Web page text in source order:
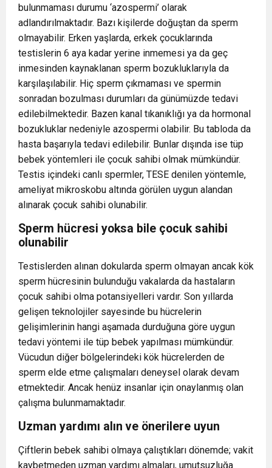
bulunmaması durumu ‘azospermi’ olarak
adlandırılmaktadır. Bazı kişilerde doğuştan da sperm
olmayabilir. Erken yaşlarda, erkek çocuklarında
testislerin 6 aya kadar yerine inmemesi ya da geç
inmesinden kaynaklanan sperm bozukluklarıyla da
karşılaşılabilir. Hiç sperm çıkmaması ve spermin
sonradan bozulması durumları da günümüzde tedavi
edilebilmektedir. Bazen kanal tıkanıklığı ya da hormonal
bozukluklar nedeniyle azospermi olabilir. Bu tabloda da
hasta başarıyla tedavi edilebilir. Bunlar dışında ise tüp
bebek yöntemleri ile çocuk sahibi olmak mümkündür.
Testis içindeki canlı spermler, TESE denilen yöntemle,
ameliyat mikroskobu altında görülen uygun alandan
alınarak çocuk sahibi olunabilir.
Sperm hücresi yoksa bile çocuk sahibi
olunabilir
Testislerden alınan dokularda sperm olmayan ancak kök
sperm hücresinin bulunduğu vakalarda da hastaların
çocuk sahibi olma potansiyelleri vardır. Son yıllarda
gelişen teknolojiler sayesinde bu hücrelerin
gelişimlerinin hangi aşamada durduğuna göre uygun
tedavi yöntemi ile tüp bebek yapılması mümkündür.
Vücudun diğer bölgelerindeki kök hücrelerden de
sperm elde etme çalışmaları deneysel olarak devam
etmektedir. Ancak henüz insanlar için onaylanmış olan
çalışma bulunmamaktadır.
Uzman yardımı alın ve önerilere uyun
Çiftlerin bebek sahibi olmaya çalıştıkları dönemde; vakit
kaybetmeden uzman yardımı almaları, umutsuzluğa